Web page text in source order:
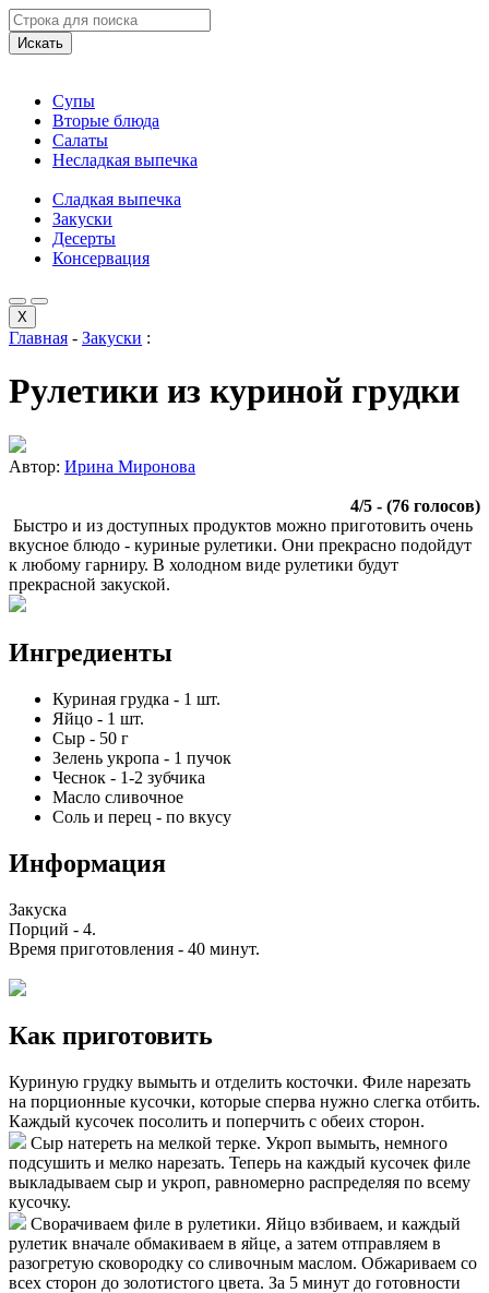
Искать
Супы
Вторые блюда
Салаты
Несладкая выпечка
Сладкая выпечка
Закуски
Десерты
Консервация
X
Главная - Закуски :
Рулетики из куриной грудки
Автор: Ирина Миронова
4/5 - (76 голосов)
Быстро и из доступных продуктов можно приготовить очень
вкусное блюдо - куриные рулетики. Они прекрасно подойдут
к любому гарниру. В холодном виде рулетики будут
прекрасной закуской.
Ингредиенты
Куриная грудка - 1 шт.
Яйцо - 1 шт.
Сыр - 50 г
Зелень укропа - 1 пучок
Чеснок - 1-2 зубчика
Масло сливочное
Соль и перец - по вкусу
Информация
Закуска
Порций - 4.
Время приготовления - 40 минут.
Как приготовить
Куриную грудку вымыть и отделить косточки. Филе нарезать
на порционные кусочки, которые сперва нужно слегка отбить.
Каждый кусочек посолить и поперчить с обеих сторон.
Сыр натереть на мелкой терке. Укроп вымыть, немного
подсушить и мелко нарезать. Теперь на каждый кусочек филе
выкладываем сыр и укроп, равномерно распределяя по всему
кусочку.
Сворачиваем филе в рулетики. Яйцо взбиваем, и каждый
рулетик вначале обмакиваем в яйце, а затем отправляем в
разогретую сковородку со сливочным маслом. Обжариваем со
всех сторон до золотистого цвета. За 5 минут до готовности